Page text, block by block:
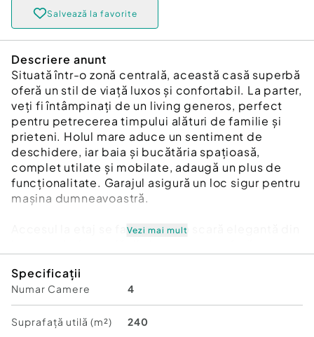
Salvează la favorite
Descriere anunt
Situată într-o zonă centrală, această casă superbă
oferă un stil de viață luxos și confortabil. La parter,
veți fi întâmpinați de un living generos, perfect
pentru petrecerea timpului alături de familie și
prieteni. Holul mare aduce un sentiment de
deschidere, iar baia și bucătăria spațioasă,
complet utilate și mobilate, adaugă un plus de
funcționalitate. Garajul asigură un loc sigur pentru
mașina dumneavoastră.
Accesul la etaj se face printr-o scară elegantă din
lemn de bambus se regăsește pe întreaga
suprafață, inclusiv în cele trei dormitoare.
Dormitorul matrimonial, cu dimensiuni
impresionante, dispune de o baie proprie
Vezi mai mult
Specificații
Numar Camere 4
Suprafață utilă (m²) 240